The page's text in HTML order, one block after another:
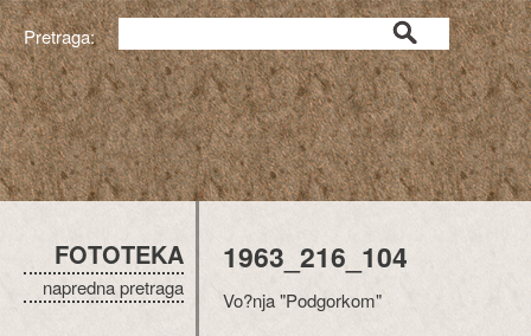
Pretraga:
FOTOTEKA
napredna pretraga
1963_216_104
Vo?nja "Podgorkom"